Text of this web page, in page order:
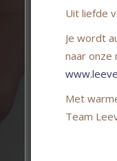
Uit liefde
Je wordt
naar onze
Met
Team